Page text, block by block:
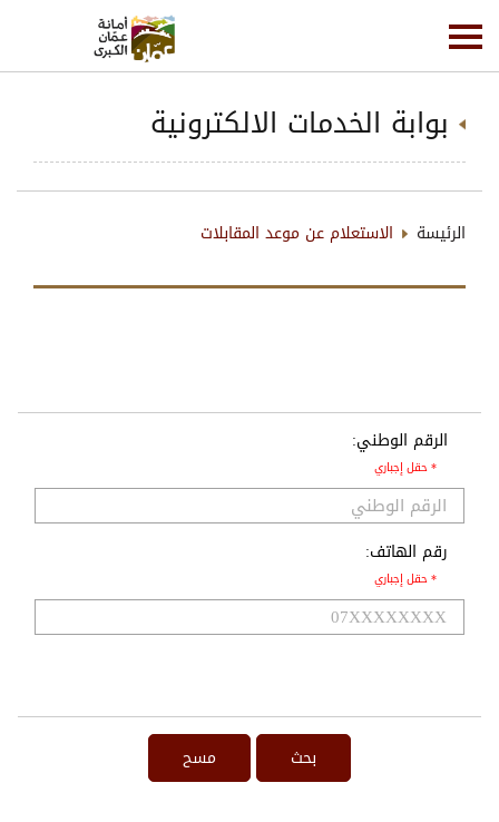
بوابة الخدمات الالكترونية
الرئيسة الاستعلام عن موعد المقابلات
الرقم الوطني:
* حقل إجباري
رقم الهاتف:
* حقل إجباري
بحث مسح